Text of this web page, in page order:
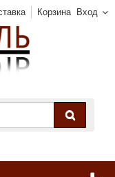
Вход
Корзина